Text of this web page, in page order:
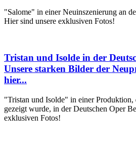
"Salome" in einer Neuinszenierung an
Hier sind unsere exklusiven Fotos!
Tristan und Isolde in der
Unsere starken Bilder der
hier...
"Tristan und Isolde" in einer
gezeigt wurde, in der Deutschen Oper
exklusiven Fotos!